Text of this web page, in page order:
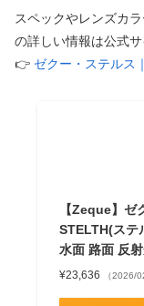
スペックやレンズカ
の詳しい情報は公式サ
👉 ゼクー・ステルス
【Zeque】
STELTH(ステ
水面 路面 反
¥23,636 （2026/